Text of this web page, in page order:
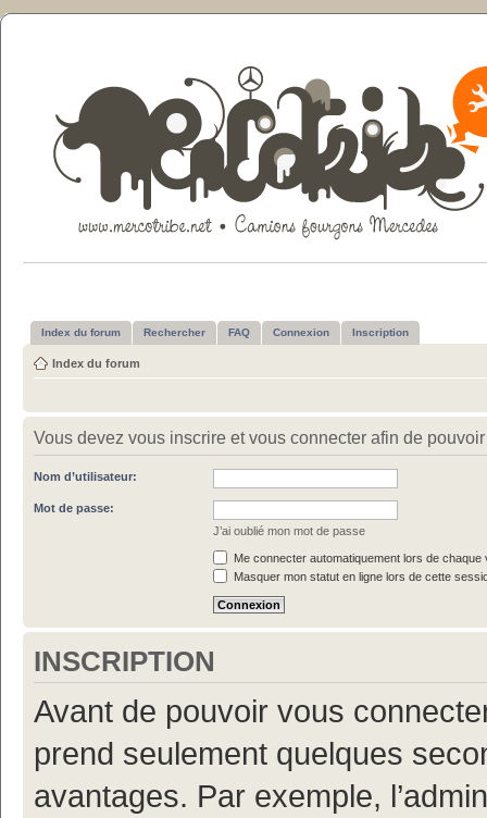
Index du forum Rechercher FAQ Connexion Inscription
Index du forum
Vous devez vous inscrire et vous connecter afin de
Nom d’utilisateur:
Mot de passe:
J’ai oublié mon mot de passe
Me connecter automatiquement lors de chaque
Masquer mon statut en ligne lors de cette
INSCRIPTION
Avant de pouvoir vous
prend seulement quelques
avantages. Par exemple,